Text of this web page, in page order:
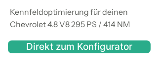
Kennfeldoptimierung für deinen
Chevrolet 4.8 V8 295 PS / 414 NM
Direkt zum Konfigurator